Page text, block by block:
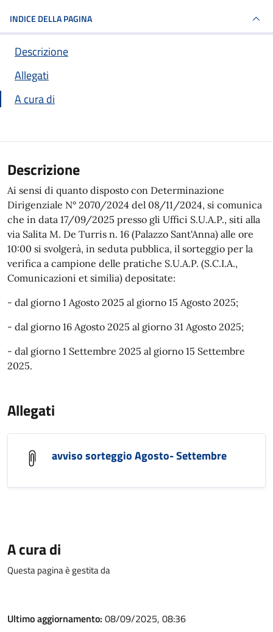
INDICE DELLA PAGINA
Descrizione
Allegati
A cura di
Descrizione
Ai sensi di quanto disposto con Determinazione
Dirigenziale N° 2070/2024 del 08/11/2024, si comunica
che in data 17/09/2025 presso gli Uffici S.U.A.P., siti alla
via Salita M. De Turris n. 16 (Palazzo Sant'Anna) alle ore
10:00 si svolgerà, in seduta pubblica, il sorteggio per la
verifica a campione delle pratiche S.U.A.P. (S.C.I.A.,
Comunicazioni et similia) depositate:
- dal giorno 1 Agosto 2025 al giorno 15 Agosto 2025;
- dal giorno 16 Agosto 2025 al giorno 31 Agosto 2025;
- dal giorno 1 Settembre 2025 al giorno 15 Settembre
2025.
Allegati
avviso sorteggio Agosto- Settembre
A cura di
Questa pagina è gestita da
Ultimo aggiornamento: 08/09/2025, 08:36